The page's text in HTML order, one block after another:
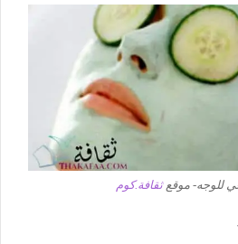
للوجه- موقعثقافة.كوم